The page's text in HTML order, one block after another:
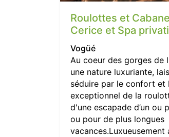
Roulottes et
Cerice et Spa
Vogüé
Au coeur des gorges de
une nature luxuriante,
séduire par le confort et
exceptionnel de la
d'une escapade d’un ou
ou pour de plus longues
vacances.Luxueusement